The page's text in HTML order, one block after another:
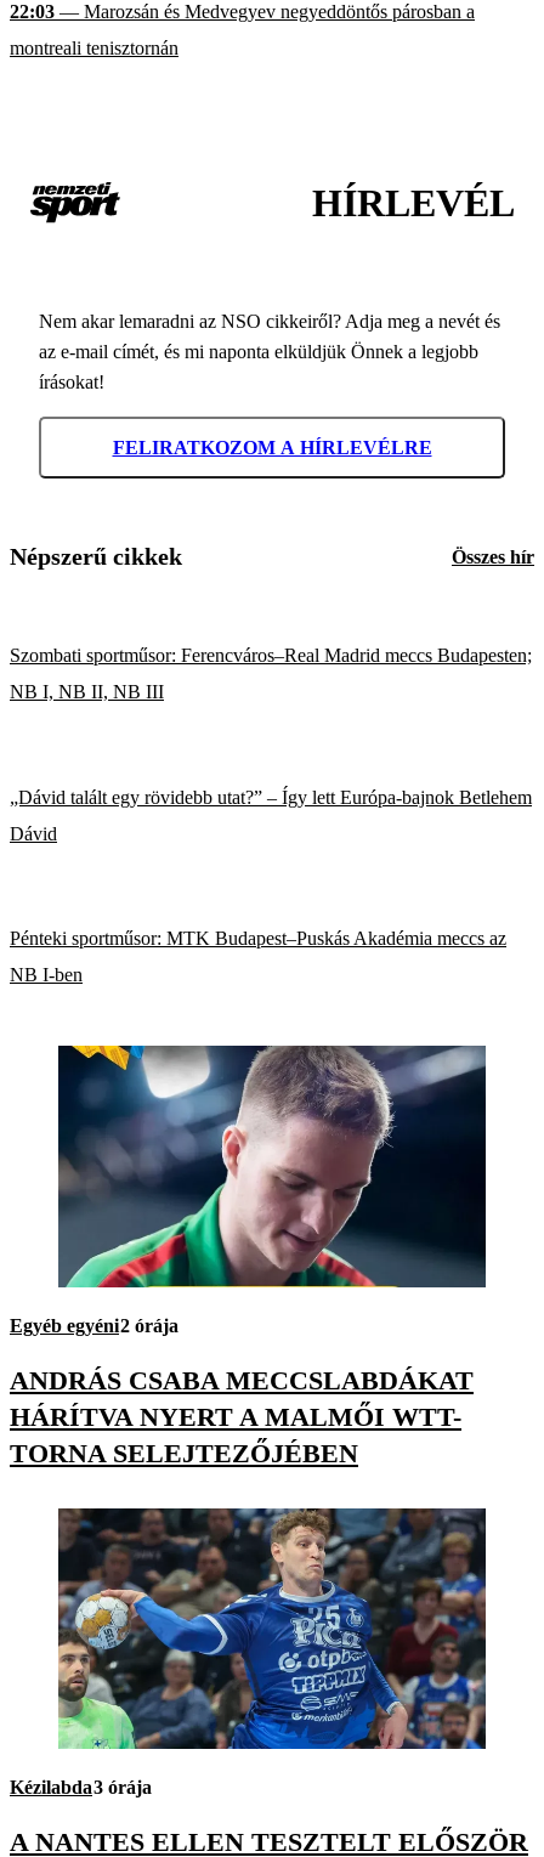
22:03 — Marozsán és Medvegyev negyeddöntős párosban a
montreali tenisztornán
HÍRLEVÉL
Nem akar lemaradni az NSO cikkeiről? Adja meg a nevét és
az e-mail címét, és mi naponta elküldjük Önnek a legjobb
írásokat!
FELIRATKOZOM A HÍRLEVÉLRE
Népszerű cikkek Összes hír
Szombati sportműsor: Ferencváros–Real Madrid meccs Budapesten;
NB I, NB II, NB III
„Dávid talált egy rövidebb utat?” – Így lett Európa-bajnok Betlehem
Dávid
Pénteki sportműsor: MTK Budapest–Puskás Akadémia meccs az
NB I-ben
Egyéb egyéni2 órája
ANDRÁS CSABA MECCSLABDÁKAT
HÁRÍTVA NYERT A MALMŐI WTT-
TORNA SELEJTEZŐJÉBEN
Kézilabda3 órája
A NANTES ELLEN TESZTELT ELŐSZÖR